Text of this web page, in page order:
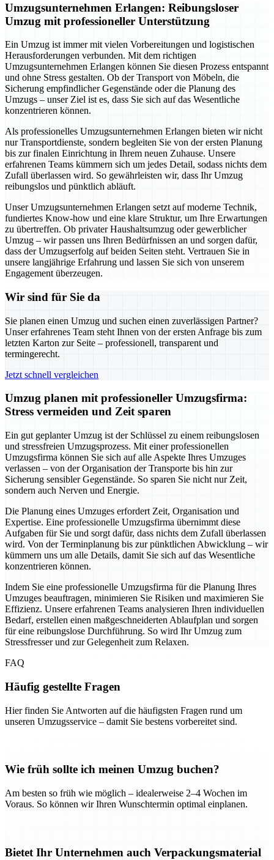
Umzugsunternehmen Erlangen: Reibungsloser
Umzug mit professioneller Unterstützung
Ein Umzug ist immer mit vielen Vorbereitungen und logistischen
Herausforderungen verbunden. Mit dem richtigen
Umzugsunternehmen Erlangen können Sie diesen Prozess entspannt
und ohne Stress gestalten. Ob der Transport von Möbeln, die
Sicherung empfindlicher Gegenstände oder die Planung des
Umzugs – unser Ziel ist es, dass Sie sich auf das Wesentliche
konzentrieren können.
Als professionelles Umzugsunternehmen Erlangen bieten wir nicht
nur Transportdienste, sondern begleiten Sie von der ersten Planung
bis zur finalen Einrichtung in Ihrem neuen Zuhause. Unsere
erfahrenen Teams kümmern sich um jedes Detail, sodass nichts dem
Zufall überlassen wird. So gewährleisten wir, dass Ihr Umzug
reibungslos und pünktlich abläuft.
Unser Umzugsunternehmen Erlangen setzt auf moderne Technik,
fundiertes Know-how und eine klare Struktur, um Ihre Erwartungen
zu übertreffen. Ob privater Haushaltsumzug oder gewerblicher
Umzug – wir passen uns Ihren Bedürfnissen an und sorgen dafür,
dass der Umzugserfolg auf beiden Seiten steht. Vertrauen Sie in
unsere langjährige Erfahrung und lassen Sie sich von unserem
Engagement überzeugen.
Wir sind für Sie da
Sie planen einen Umzug und suchen einen zuverlässigen Partner?
Unser erfahrenes Team steht Ihnen von der ersten Anfrage bis zum
letzten Karton zur Seite – professionell, transparent und
termingerecht.
Jetzt schnell vergleichen
Umzug planen mit professioneller Umzugsfirma:
Stress vermeiden und Zeit sparen
Ein gut geplanter Umzug ist der Schlüssel zu einem reibungslosen
und stressfreien Umzugsprozess. Mit einer professionellen
Umzugsfirma können Sie sich auf alle Aspekte Ihres Umzuges
verlassen – von der Organisation der Transporte bis hin zur
Sicherung sensibler Gegenstände. So sparen Sie nicht nur Zeit,
sondern auch Nerven und Energie.
Die Planung eines Umzuges erfordert Zeit, Organisation und
Expertise. Eine professionelle Umzugsfirma übernimmt diese
Aufgaben für Sie und sorgt dafür, dass nichts dem Zufall überlassen
wird. Von der Terminplanung bis zur pünktlichen Abwicklung – wir
kümmern uns um alle Details, damit Sie sich auf das Wesentliche
konzentrieren können.
Indem Sie eine professionelle Umzugsfirma für die Planung Ihres
Umzuges beauftragen, minimieren Sie Risiken und maximieren Sie
Effizienz. Unsere erfahrenen Teams analysieren Ihren individuellen
Bedarf, erstellen einen maßgeschneiderten Ablaufplan und sorgen
für eine reibungslose Durchführung. So wird Ihr Umzug zum
Stressfresser und zur Gelegenheit zum Relaxen.
FAQ
Häufig gestellte Fragen
Hier finden Sie Antworten auf die häufigsten Fragen rund um
unseren Umzugsservice – damit Sie bestens vorbereitet sind.
Wie früh sollte ich meinen Umzug buchen?
Am besten so früh wie möglich – idealerweise 2–4 Wochen im
Voraus. So können wir Ihren Wunschtermin optimal einplanen.
Bietet Ihr Unternehmen auch Verpackungsmaterial